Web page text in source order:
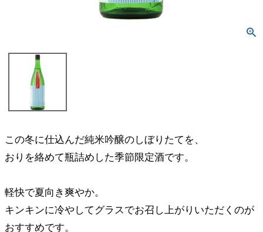
この冬に仕込んだ純米吟醸のしぼりたてを、
おりを絡めて瓶詰めした季節限定酒です。
軽快で夏向き爽やか。
キンキンに冷やしてグラスでお召し上がりいただくのが
おすすめです。